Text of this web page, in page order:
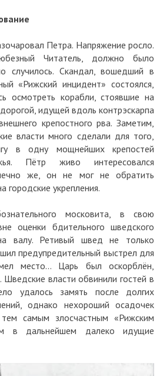
Петра. Напряжение росло.
Читатель, должно было
случилось. Скандал, вошедший в
«Рижский инцидент» состоялся,
осмотреть корабли, стоявшие на
идущей вдоль контрэскарпа
крепостного рва. Заметим,
власти много сделали для того,
в одну мощнейших крепостей
Пётр живо интересовался
же, он не мог не обратить
городские укрепления.
московита, в свою
оценки бдительного шведского
валу. Ретивый швед не только
предупредительный выстрел для
место… Царь был оскорблён,
власти обвинили гостей в
удалось замять после долгих
однако нехороший осадочек
самым злосчастным «Рижским
в дальнейшем далеко идущие